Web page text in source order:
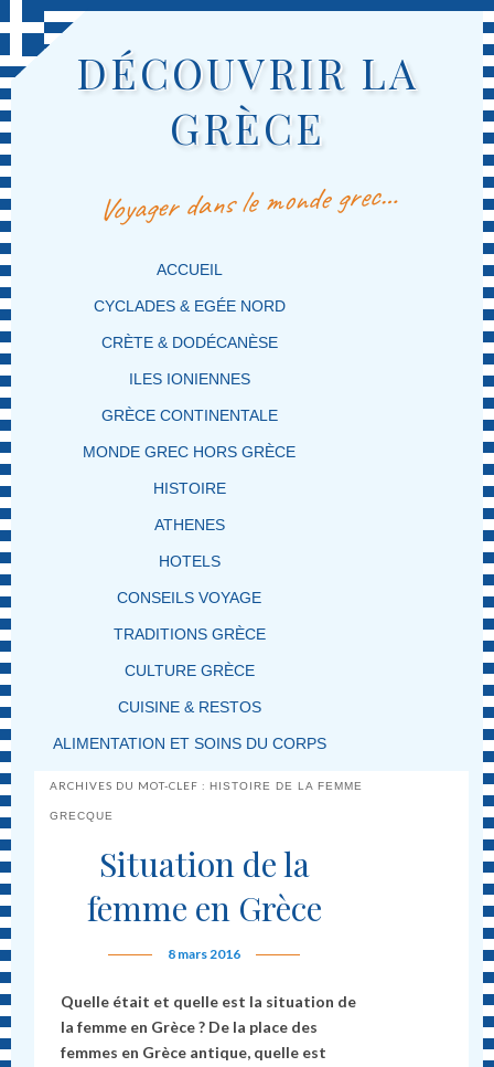
DÉCOUVRIR LA
GRÈCE
Voyager dans le monde grec…
MENU PRINCIPAL
MASQUER LA NAVIGATION PRINCIPALE
MASQUER LA NAVIGATION SECONDAIRE
ACCUEIL
CYCLADES & EGÉE NORD
CRÈTE & DODÉCANÈSE
ILES IONIENNES
GRÈCE CONTINENTALE
MONDE GREC HORS GRÈCE
HISTOIRE
ATHENES
HOTELS
CONSEILS VOYAGE
TRADITIONS GRÈCE
CULTURE GRÈCE
CUISINE & RESTOS
ALIMENTATION ET SOINS DU CORPS
ARCHIVES DU MOT-CLEF :HISTOIRE DE LA FEMME
GRECQUE
Situation de la
femme en Grèce
8 mars 2016
Quelle était et quelle est la situation de
la femme en Grèce ? De la place des
femmes en Grèce antique, quelle est